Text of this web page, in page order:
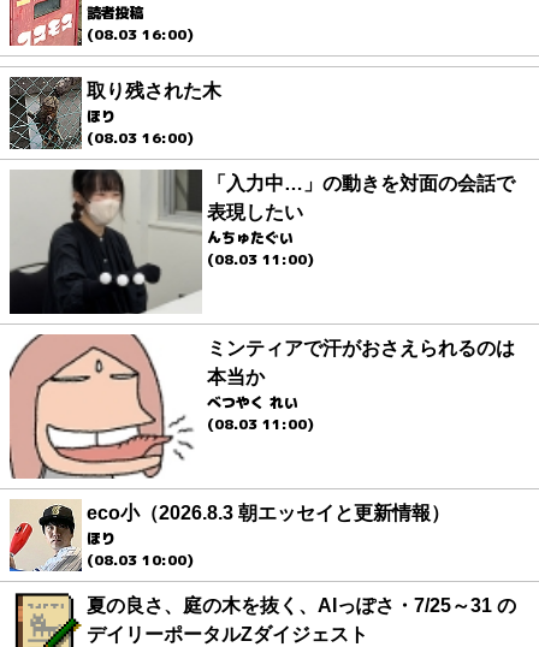
読者投稿
(08.03 16:00)
取り残された木
ほり
(08.03 16:00)
「入力中…」の動きを対面の会話で
表現したい
んちゅたぐい
(08.03 11:00)
ミンティアで汗がおさえられるのは
本当か
べつやく れい
(08.03 11:00)
eco小（2026.8.3 朝エッセイと更新情報）
ほり
(08.03 10:00)
夏の良さ、庭の木を抜く、AIっぽさ・7/25～31 の
デイリーポータルZダイジェスト